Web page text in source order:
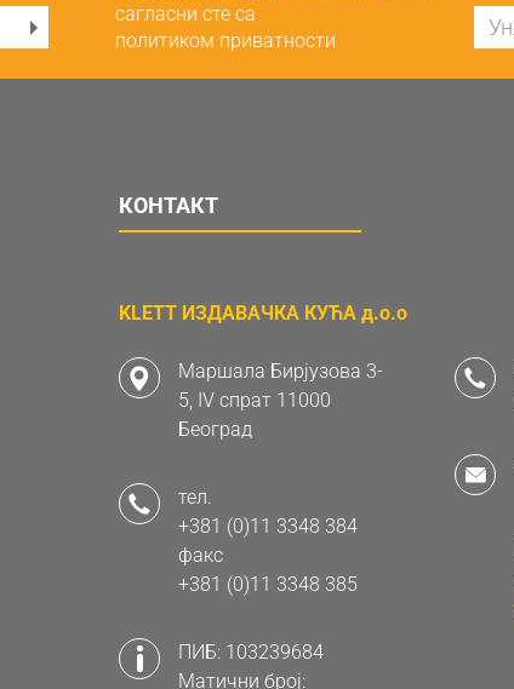
сагласни сте са
политиком приватности
КОНТАКТ
KLETT ИЗДАВАЧКА КУЋА д.о.о
Маршала Бирјузова 3-
5, IV спрат 11000
Београд
тел.
+381 (0)11 3348 384
факс
+381 (0)11 3348 385
ПИБ: 103239684
Матични број: